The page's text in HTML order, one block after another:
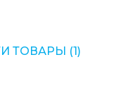
ТОВАРЫ (1)